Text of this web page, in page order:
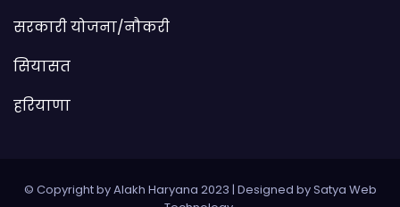
सरकारी योजना/नौकरी
सियासत
हरियाणा
© Copyright by Alakh Haryana 2023 | Designed bySatya Web